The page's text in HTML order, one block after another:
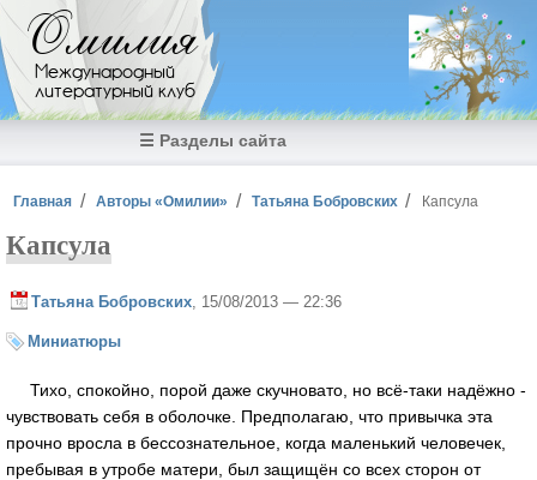
Перейти к основному содержанию
Омилия
Международный
литературный клуб
☰ Разделы сайта
Вы здесь
Главная Авторы «Омилии» Татьяна Бобровских Капсула
Капсула
Татьяна Бобровских , 15/08/2013 — 22:36
Миниатюры
Тихо, спокойно, порой даже скучновато, но всё-таки надёжно -
чувствовать себя в оболочке. Предполагаю, что привычка эта
прочно вросла в бессознательное, когда маленький человечек,
пребывая в утробе матери, был защищён со всех сторон от